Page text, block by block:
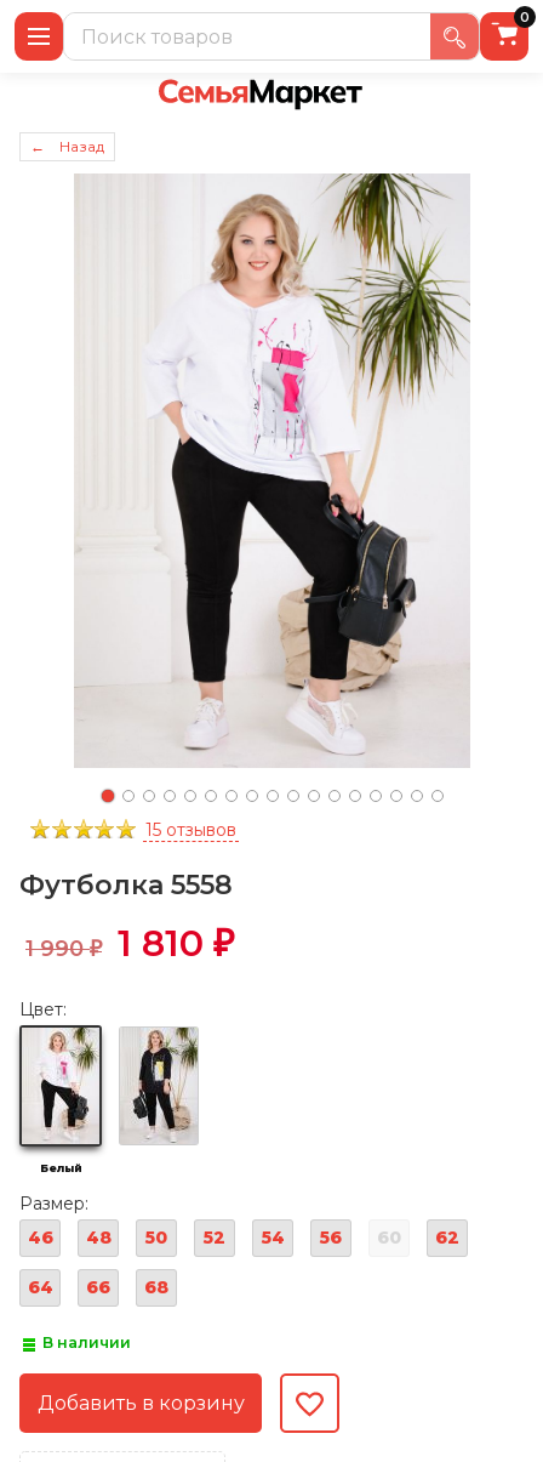
0
← Назад
15 отзывов
Футболка 5558
1 990₽ 1 810 ₽
Цвет:
Белый
Размер:
46
48 50 52 54 56 60 62
64 66 68
В наличии